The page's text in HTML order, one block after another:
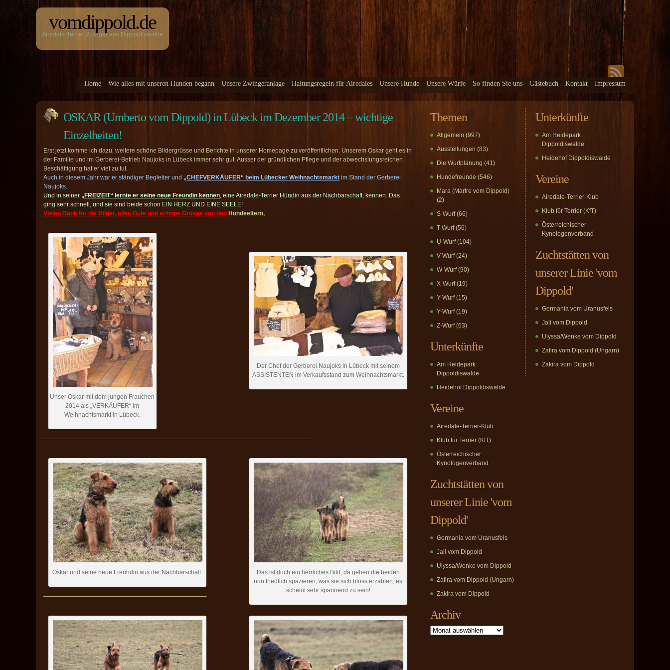
vomdippold.de
Airedale-Terrier Zwinger aus Dippoldiswalde
Home Wie alles mit unseren Hunden begann Unsere Zwingeranlage Haltungsregeln für Airedales Unsere Hunde Unsere Würfe So finden Sie uns Gästebuch Kontakt Impressum
OSKAR (Umberto vom Dippold) in Lübeck im Dezember 2014 – wichtige
Einzelheiten!
Erst jetzt komme ich dazu, weitere schöne Bildergrüsse und Berichte in unserer Homepage zu veröffentlichen. Unserem Oskar geht es in
der Familie und im Gerberei-Betrieb Naujoks in Lübeck immer sehr gut. Ausser der gründlichen Pflege und der abwechslungsreichen
Beschäftigung hat er viel zu tut.
Auch in diesem Jahr war er ständiger Begleiter und „CHEFVERKÄUFER“ beim Lübecker Weihnachtsmarkt im Stand der Gerberei
Naujoks.
Und in seiner „FREIZEIT“ lernte er seine neue Freundin kennen, eine Airedale-Terrier Hündin aus der Nachbarschaft, kennen. Das
ging sehr schnell, und sie sind beide schon EIN HERZ UND EINE SEELE!
Vielen Dank für die Bilder, alles Gute und schöne Grüsse von den Hundeeltern,
Unser Oskar mit dem jungen Frauchen
2014 als „VERKÄUFER“ im
Weihnachtsmarkt in Lübeck.
Der Chef der Gerberei Naujoks in Lübeck mit seinem
ASSISTENTEN im Verkaufsstand zum Weihnachtsmarkt.
————————————————————————————————————————————–
Oskar und seine neue Freundin aus der Nachbarschaft.
Das ist doch ein herrliches Bild, da gehen die beiden
nun friedlich spazieren, was sie sich bloss erzählen, es
scheint sehr spannend zu sein!
———————————————————————————-
Themen
Allgemein (997)
Ausstellungen (83)
Die Wurfplanung (41)
Hundefreunde (546)
Mara (Martre vom Dippold)
(2)
S-Wurf(66)
T-Wurf(56)
U-Wurf(104)
V-Wurf(24)
W-Wurf(90)
X-Wurf(19)
Y-Wurf(15)
Y-Wurf(19)
Z-Wurf(63)
Unterkünfte
Am Heidepark
Dippoldiswalde
Heidehof Dippoldiswalde
Vereine
Airedale-Terrier-Klub
Klub für Terrier (KfT)
Österreichischer
Kynologenverband
Zuchtstätten von
unserer Linie 'vom
Dippold'
Germania vom Uranusfels
Jali vom Dippold
Ulyssa/Wenke vom Dippold
Zafira vom Dippold (Ungarn)
Zakira vom Dippold
Archiv
Archiv
Unterkünfte
Am Heidepark
Dippoldiswalde
Heidehof Dippoldiswalde
Vereine
Airedale-Terrier-Klub
Klub für Terrier (KfT)
Österreichischer
Kynologenverband
Zuchtstätten von
unserer Linie 'vom
Dippold'
Germania vom Uranusfels
Jali vom Dippold
Ulyssa/Wenke vom Dippold
Zafira vom Dippold (Ungarn)
Zakira vom Dippold